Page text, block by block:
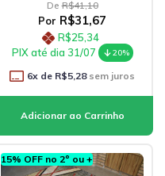
De R$41,10
Por R$31,67
R$25,34
PIX até dia 31/07
20%
6x de R$5,28sem juros
15% OFF no 2º ou +